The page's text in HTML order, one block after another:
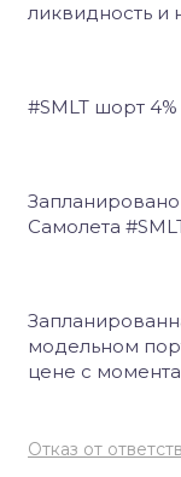
ликвидность и
#SMLT шорт 4%
Самолета
модельном
цене с
Отказ от